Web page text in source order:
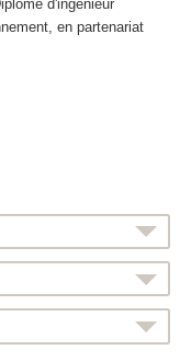
d'ingénieur
en partenariat